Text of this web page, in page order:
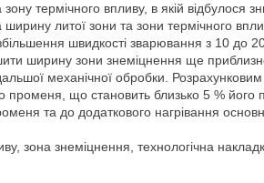
термічного впливу, в якій відбулося
литої зони та зони термічного
швидкості зварювання з 10 до
ширину зони знеміцнення ще
механічної обробки.
що становить близько 5 % його
та до додаткового нагрівання
зона знеміцнення, технологічна